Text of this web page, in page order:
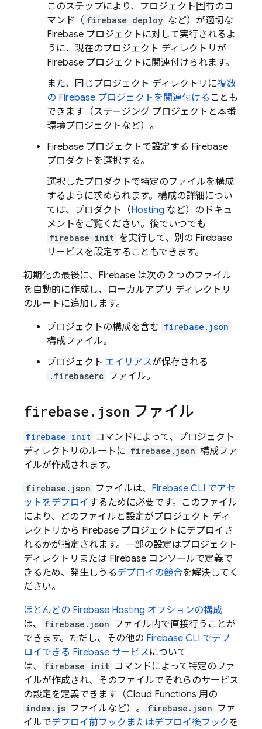
このステップにより、プロジェクト固有のコ
マンド（ firebase deploy など）が適切な
Firebase プロジェクトに対して実行されるよ
うに、現在のプロジェクト ディレクトリが
Firebase プロジェクトに関連付けられます。
また、同じプロジェクト ディレクトリに複数
の Firebase プロジェクトを関連付ける ことも
できます（ステージング プロジェクトと本番
環境プロジェクトなど）。
Firebase プロジェクトで設定する Firebase
プロダクトを選択する。
選択したプロダクトで特定のファイルを構成
するように求められます。構成の詳細につい
ては、プロダクト（Hosting など）のドキュ
メントをご覧ください。後でいつでも
firebase init を実行して、別の Firebase
サービスを設定することもできます。
初期化の最後に、Firebase は次の 2 つのファイル
を自動的に作成し、ローカルアプリ ディレクトリ
のルートに追加します。
プロジェクトの構成を含む firebase.json
構成ファイル。
プロジェクト エイリアスが保存される
.firebaserc ファイル。
firebase. json ファイル
firebase init コマンドによって、プロジェクト
ディレクトリのルートに firebase.json 構成ファ
イルが作成されます。
firebase.json ファイルは、 Firebase CLI でアセ
ットをデプロイするために必要です。このファイル
により、どのファイルと設定がプロジェクト ディ
レクトリから Firebase プロジェクトにデプロイさ
れるかが指定されます。一部の設定はプロジェクト
ディレクトリまたは Firebase コンソールで定義で
きるため、発生しうるデプロイの競合を解決してく
ださい。
ほとんどの Firebase Hosting オプションの構成
は、
firebase.json ファイル内で直接行うことが
できます。ただし、その他の Firebase CLI でデプ
ロイできる Firebase サービスについて
は、
firebase init コマンドによって特定のファ
イルが作成され、そのファイルでそれらのサービス
の設定を定義できます（Cloud Functions 用の
index.js ファイルなど）。 firebase.json ファ
イルでデプロイ前フックまたはデプロイ後フックを